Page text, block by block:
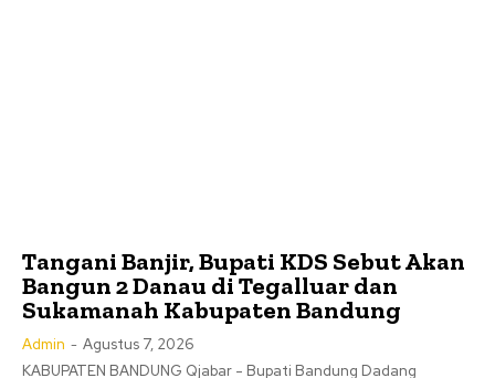
Tangani Banjir, Bupati KDS Sebut Akan
Bangun 2 Danau di Tegalluar dan
Sukamanah Kabupaten Bandung
Admin - Agustus 7, 2026
KABUPATEN BANDUNG Qjabar - Bupati Bandung Dadang